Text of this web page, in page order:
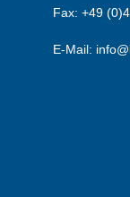
Fax: +49
E-Mail: